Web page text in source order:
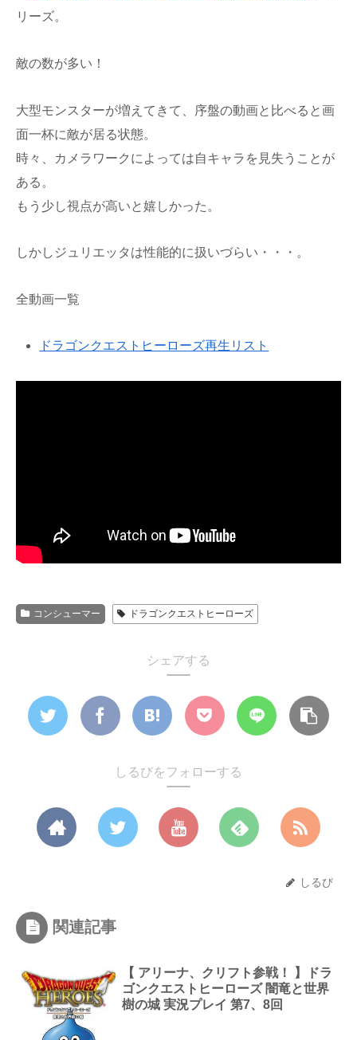
リーズ。
敵の数が多い！
大型モンスターが増えてきて、序盤の動画と比べると画
面一杯に敵が居る状態。
時々、カメラワークによっては自キャラを見失うことが
ある。
もう少し視点が高いと嬉しかった。
しかしジュリエッタは性能的に扱いづらい・・・。
全動画一覧
ドラゴンクエストヒーローズ再生リスト
コンシューマー ドラゴンクエストヒーローズ
シェアする
しるびをフォローする
しるび
関連記事
【 アリーナ、クリフト参戦！ 】ドラ
ゴンクエストヒーローズ 闇竜と世界
樹の城 実況プレイ 第7、8回